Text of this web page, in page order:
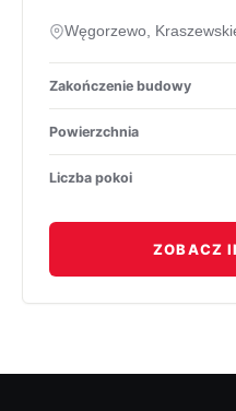
Węgorzewo,
Zakończenie budowy
Powierzchnia
Liczba pokoi
ZOBACZ